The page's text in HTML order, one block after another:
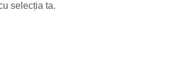
selecția ta.